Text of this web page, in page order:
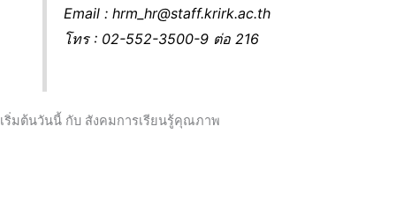
Email : hrm_hr@staff.krirk.ac.th
โทร : 02-552-3500-9 ต่อ 216
เริ่มต้นวันนี้ กับ สังคมการเรียนรู้คุณภาพ